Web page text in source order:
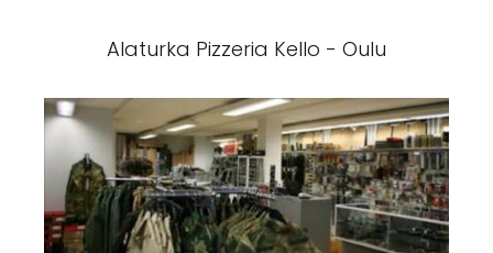
Alaturka Pizzeria Kello - Oulu